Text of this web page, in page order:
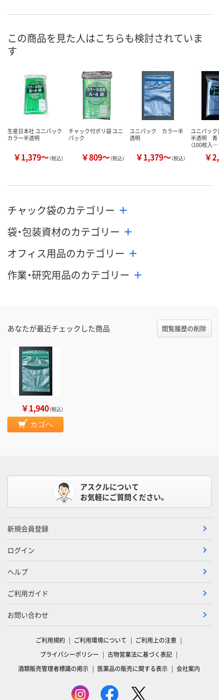
号
お届け日
数量
カゴへ
数量
カゴへ カ
この商品を見た人はこちらも検討されていま
す
生産日本社 ユニパック
カラー半透明
￥1,379～（税込）
チャック付ポリ袋 ユニ
パック
￥809～（税込）
ユニパック カラー半
透明
￥1,379～（税込）
ユニパッ
半透明
（100枚入…
￥
チャック袋のカテゴリー
袋・包装資材のカテゴリー
オフィス用品のカテゴリー
作業・研究用品のカテゴリー
あなたが最近チェックした商品 閲覧履歴の削除
￥1,940（税込）
カゴへ
アスクルについて
お気軽にご質問ください。
新規会員登録
ログイン
ヘルプ
ご利用ガイド
お問い合わせ
ご利用規約 ご利用環境について
ご利用上の注意
プライバシーポリシー
古物営業法に基づく表記
酒類販売管理者標識の掲示
医薬品の販売に関する表示 会社案内